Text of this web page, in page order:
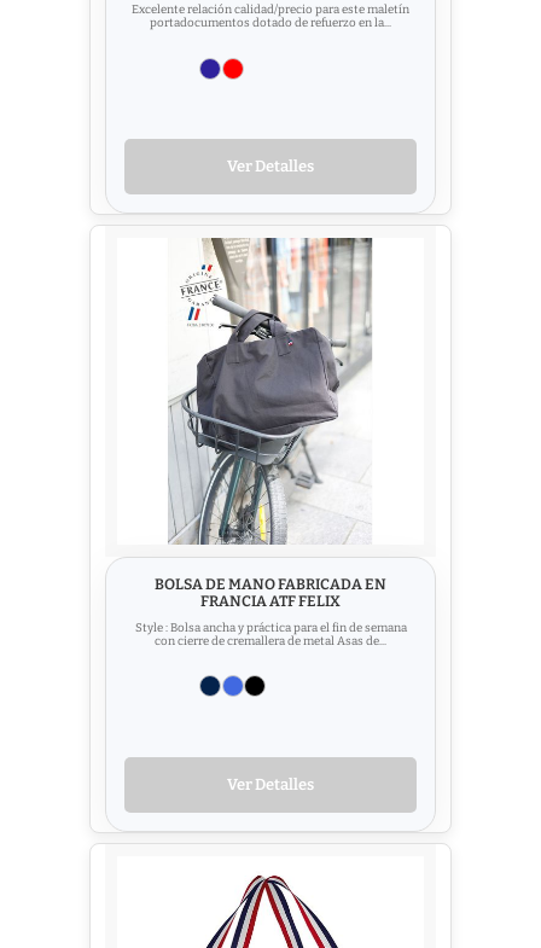
Excelente relación calidad/precio para este maletín
portadocumentos dotado de refuerzo en la...
Ver Detalles
BOLSA DE MANO FABRICADA EN
FRANCIA ATF FELIX
Style : Bolsa ancha y práctica para el fin de semana
con cierre de cremallera de metal Asas de...
Ver Detalles